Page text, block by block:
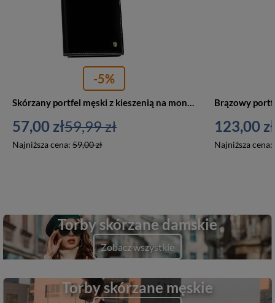
-5%
Skórzany portfel męski z kieszenią na monety czarny - Rovicky N02-RVT BL
57,00 zł
Najniższa cena: 59,00 zł
59,99 zł 123,00 zł
Najniższa cena:
Torby skórzane damskie
Zobacz wszystkie
Torby skórzane męskie